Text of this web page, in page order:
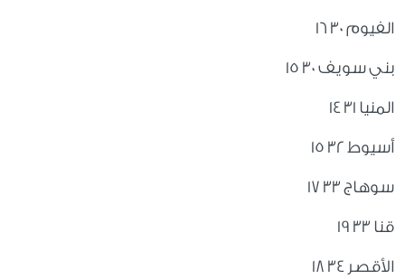
الفيوم 30 16
بني سويف 30 15
المنيا 31 14
أسيوط 32 15
سوهاج 33 17
قنا 33 19
الأقصر 34 18